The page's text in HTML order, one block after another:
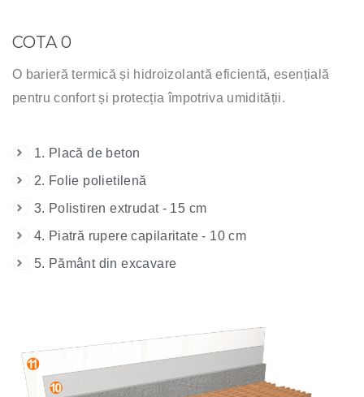
COTA 0
O barieră termică și hidroizolantă eficientă, esențială
pentru confort și protecția împotriva umidității.
1. Placă de beton
2. Folie polietilenă
3. Polistiren extrudat - 15 cm
4. Piatră rupere capilaritate - 10 cm
5. Pământ din excavare